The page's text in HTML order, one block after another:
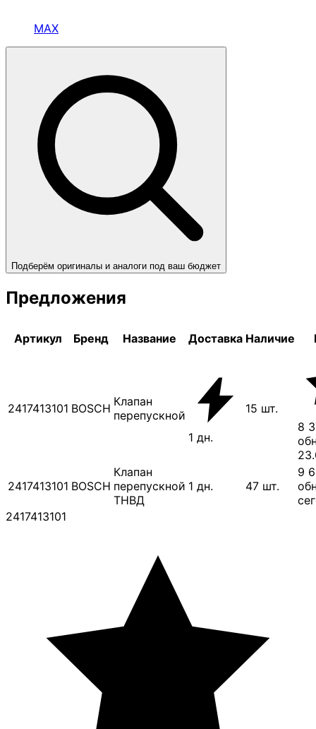
MAX
Подберём оригиналы и аналоги под ваш бюджет
Предложения
Артикул Бренд Название Доставка Наличие
2417413101 BOSCH Клапан
перепускной
1 дн.
15 шт.
8
2417413101 BOSCH
Клапан
перепускной
ТНВД
1 дн. 47 шт.
9
2417413101